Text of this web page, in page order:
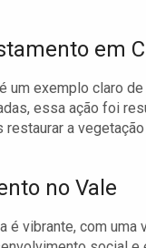
em
um exemplo claro
essa ação foi
a
no Vale
é vibrante, com